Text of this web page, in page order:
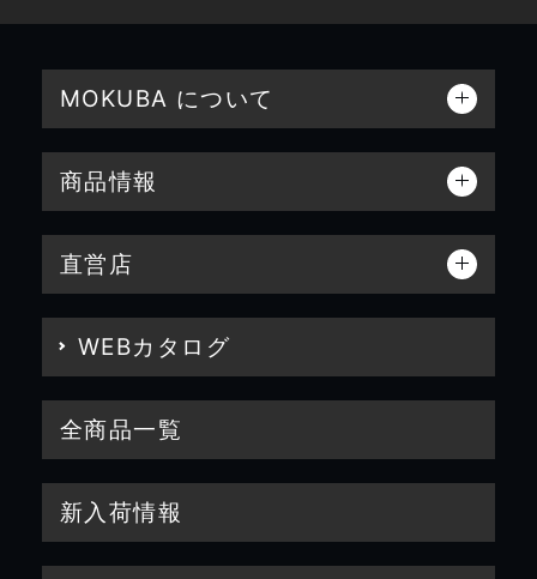
MOKUBA について
商品情報
直営店
WEBカタログ
全商品一覧
新入荷情報